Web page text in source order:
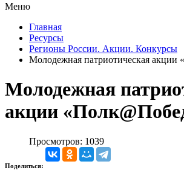
Меню
Главная
Ресурсы
Регионы России. Акции. Конкурсы
Молодежная патриотическая акции
Молодежная
акции
Просмотров: 1039
Поделиться: